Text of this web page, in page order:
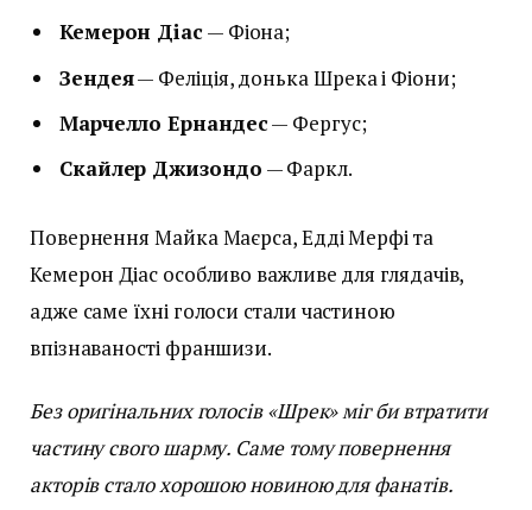
Кемерон Діас— Фіона;
Зендея— Феліція, донька Шрека і Фіони;
Марчелло Ернандес— Фергус;
Скайлер Джизондо — Фаркл.
Повернення Майка Маєрса, Едді Мерфі та
Кемерон Діас особливо важливе для глядачів,
адже саме їхні голоси стали частиною
впізнаваності франшизи.
Без оригінальних голосів «Шрек» міг би втратити
частину свого шарму. Саме тому повернення
акторів стало хорошою новиною для фанатів.